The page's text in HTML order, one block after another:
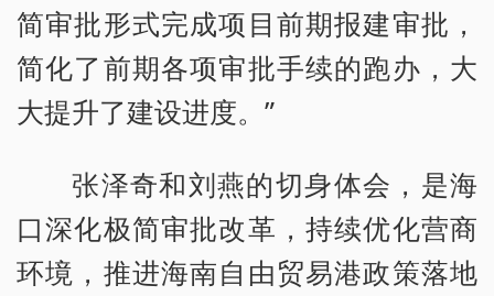
简审批形式完成项目前期报建审批，
简化了前期各项审批手续的跑办，大
大提升了建设进度。”
张泽奇和刘燕的切身体会，是海
口深化极简审批改革，持续优化营商
环境，推进海南自由贸易港政策落地